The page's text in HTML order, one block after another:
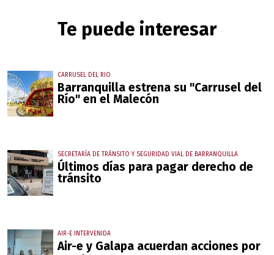
Te puede interesar
CARRUSEL DEL RIO
Barranquilla estrena su "Carrusel del
Río" en el Malecón
SECRETARÍA DE TRÁNSITO Y SEGURIDAD VIAL DE BARRANQUILLA
Últimos días para pagar derecho de
tránsito
AIR-E INTERVENIDA
Air-e y Galapa acuerdan acciones por